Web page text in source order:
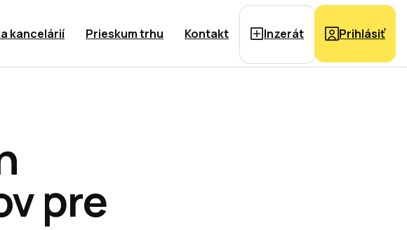
kancelárií Prieskum trhu Kontakt Inzerát Prihlásiť
pre